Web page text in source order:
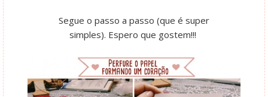
Segue o passo a passo (que é super
simples). Espero que gostem!!!